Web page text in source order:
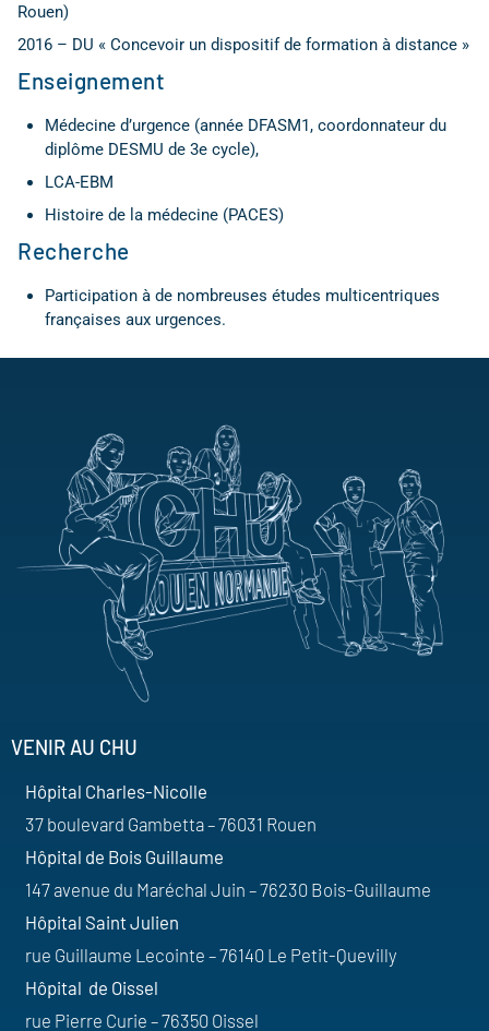
Rouen)
2016 – DU « Concevoir un dispositif de formation à distance »
Enseignement
Médecine d’urgence (année DFASM1, coordonnateur du
diplôme DESMU de 3e cycle),
LCA-EBM
Histoire de la médecine (PACES)
Recherche
Participation à de nombreuses études multicentriques
françaises aux urgences.
VENIR AU CHU
Hôpital Charles-Nicolle
37 boulevard Gambetta – 76031 Rouen
Hôpital de Bois Guillaume
147 avenue du Maréchal Juin – 76230 Bois-Guillaume
Hôpital Saint Julien
rue Guillaume Lecointe – 76140 Le Petit-Quevilly
Hôpital de Oissel
rue Pierre Curie – 76350 Oissel